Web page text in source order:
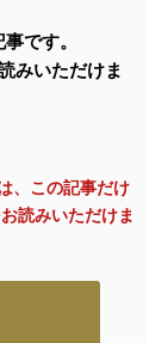
です。
みいただけま
、この記事だけ
読みいただけま